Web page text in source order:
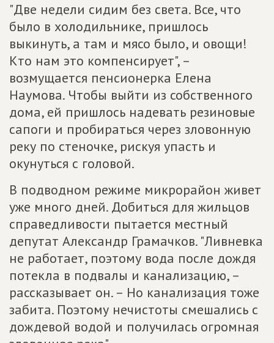
"Две недели сидим без света. Все, что
было в холодильнике, пришлось
выкинуть, а там и мясо было, и овощи!
Кто нам это компенсирует", –
возмущается пенсионерка Елена
Наумова. Чтобы выйти из собственного
дома, ей пришлось надевать резиновые
сапоги и пробираться через зловонную
реку по стеночке, рискуя упасть и
окунуться с головой.
В подводном режиме микрорайон живет
уже много дней. Добиться для жильцов
справедливости пытается местный
депутат Александр Грамачков. "Ливневка
не работает, поэтому вода после дождя
потекла в подвалы и канализацию, –
рассказывает он. – Но канализация тоже
забита. Поэтому нечистоты смешались с
дождевой водой и получилась огромная